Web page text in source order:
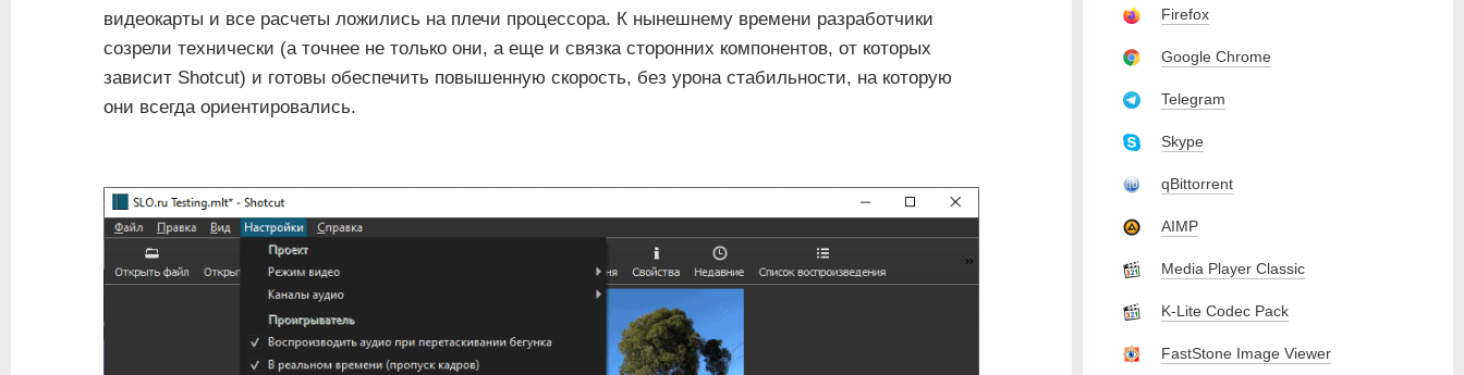
видеокарты и все расчеты ложились на плечи процессора. К нынешнему времени разработчики
созрели технически (а точнее не только они, а еще и связка сторонних компонентов, от которых
зависит Shotcut) и готовы обеспечить повышенную скорость, без урона стабильности, на которую
они всегда ориентировались.
Firefox
Google Chrome
Telegram
Skype
qBittorrent
AIMP
Media Player Classic
K-Lite Codec Pack
FastStone Image Viewer